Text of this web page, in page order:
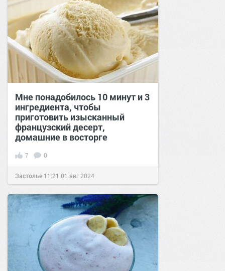
Мне понадобилось 10 минут и 3
ингредиента, чтобы
приготовить изысканный
французский десерт,
домашние в восторге
7 0
Застолье 11:21 01 авг 2024